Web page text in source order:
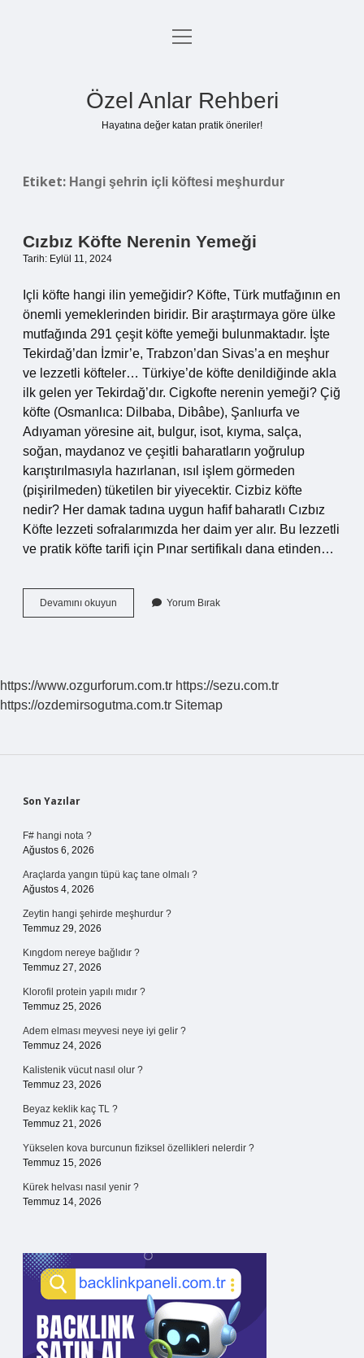
Anasayfa
menüyü
Özel Anlar Rehberi
Hayatına değer katan pratik öneriler!
Etiket: Hangi şehrin içli köftesi meşhurdur
Cızbız Köfte Nerenin Yemeği
Tarih: Eylül 11, 2024
Içli köfte hangi ilin yemeğidir? Köfte, Türk mutfağının en
önemli yemeklerinden biridir. Bir araştırmaya göre ülke
mutfağında 291 çeşit köfte yemeği bulunmaktadır. İşte
Tekirdağ’dan İzmir’e, Trabzon’dan Sivas’a en meşhur
ve lezzetli köfteler… Türkiye’de köfte denildiğinde akla
ilk gelen yer Tekirdağ’dır. Cigkofte nerenin yemeği? Çiğ
köfte (Osmanlıca: Dilbaba, Dibâbe), Şanlıurfa ve
Adıyaman yöresine ait, bulgur, isot, kıyma, salça,
soğan, maydanoz ve çeşitli baharatların yoğrulup
karıştırılmasıyla hazırlanan, ısıl işlem görmeden
(pişirilmeden) tüketilen bir yiyecektir. Cizbiz köfte
nedir? Her damak tadına uygun hafif baharatlı Cızbız
Köfte lezzeti sofralarımızda her daim yer alır. Bu lezzetli
ve pratik köfte tarifi için Pınar sertifikalı dana etinden…
Devamını okuyun
Köfte
Yorum Bırak
https://www.ozgurforum.com.tr https://sezu.com.tr
https://ozdemirsogutma.com.tr Sitemap
Sidebar
Son Yazılar
F# hangi nota ?
Ağustos 6, 2026
Araçlarda yangın tüpü kaç tane olmalı ?
Ağustos 4, 2026
Zeytin hangi şehirde meşhurdur ?
Temmuz 29, 2026
Kıngdom nereye bağlıdır ?
Temmuz 27, 2026
Klorofil protein yapılı mıdır ?
Temmuz 25, 2026
Adem elması meyvesi neye iyi gelir ?
Temmuz 24, 2026
Kalistenik vücut nasıl olur ?
Temmuz 23, 2026
Beyaz keklik kaç TL ?
Temmuz 21, 2026
Yükselen kova burcunun fiziksel özellikleri nelerdir ?
Temmuz 15, 2026
Kürek helvası nasıl yenir ?
Temmuz 14, 2026